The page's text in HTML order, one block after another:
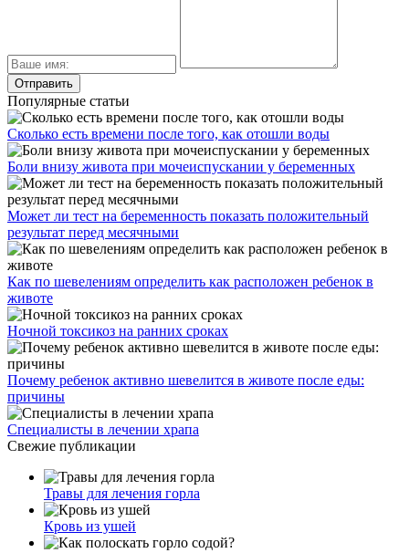
Популярные статьи
Сколько есть времени после того, как отошли воды
Боли внизу живота при мочеиспускании у беременных
Может ли тест на беременность показать положительный
результат перед месячными
Как по шевелениям определить как расположен ребенок в
животе
Ночной токсикоз на ранних сроках
Почему ребенок активно шевелится в животе после еды:
причины
Специалисты в лечении храпа
Свежие публикации
Травы для лечения горла
Кровь из ушей